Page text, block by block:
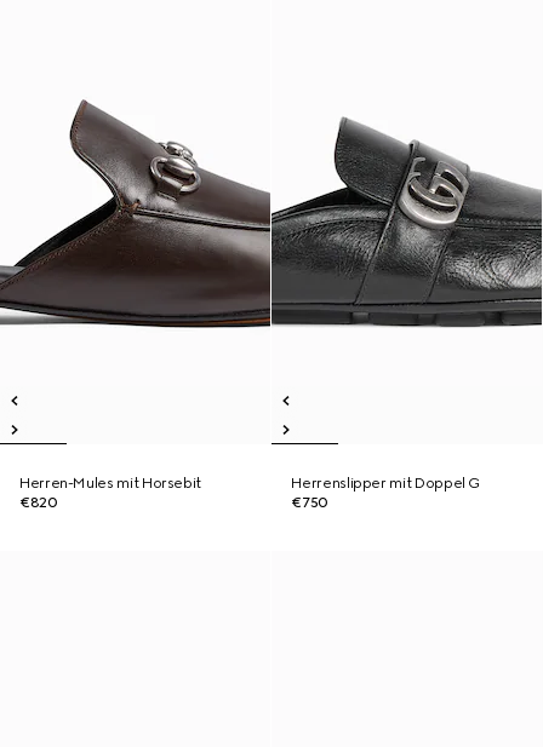
Herren-Mules mit Horsebit
€820
Herrenslipper mit Doppel G
€750